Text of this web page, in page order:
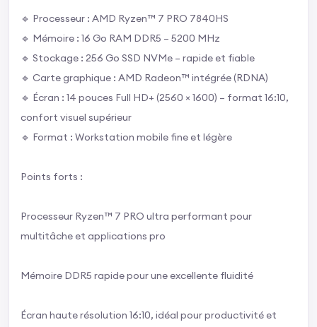
🔹 Processeur : AMD Ryzen™ 7 PRO 7840HS
🔹 Mémoire : 16 Go RAM DDR5 – 5200 MHz
🔹 Stockage : 256 Go SSD NVMe – rapide et fiable
🔹 Carte graphique : AMD Radeon™ intégrée (RDNA)
🔹 Écran : 14 pouces Full HD+ (2560 × 1600) – format 16:10,
confort visuel supérieur
🔹 Format : Workstation mobile fine et légère
Points forts :
Processeur Ryzen™ 7 PRO ultra performant pour
multitâche et applications pro
Mémoire DDR5 rapide pour une excellente fluidité
Écran haute résolution 16:10, idéal pour productivité et